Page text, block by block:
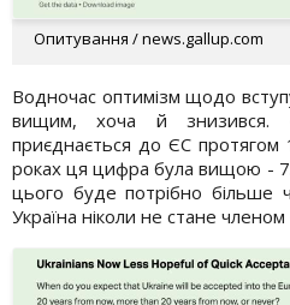
Опитування / news.gallup.com
Водночас оптимізм щодо
вищим, хоча й знизився.
приєднається до ЄС протягом
роках ця цифра була вищою -
цього буде потрібно
Україна ніколи не стане